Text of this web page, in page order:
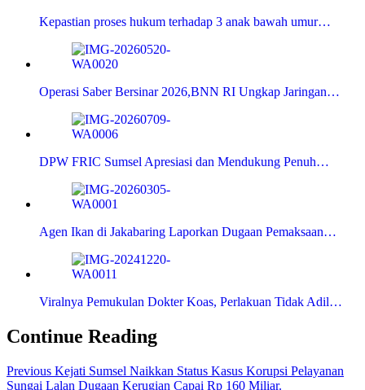
Kepastian proses hukum terhadap 3 anak bawah umur…
Operasi Saber Bersinar 2026,BNN RI Ungkap Jaringan…
DPW FRIC Sumsel Apresiasi dan Mendukung Penuh…
Agen Ikan di Jakabaring Laporkan Dugaan Pemaksaan…
Viralnya Pemukulan Dokter Koas, Perlakuan Tidak Adil…
Continue Reading
Previous Kejati Sumsel Naikkan Status Kasus Korupsi Pelayanan
Sungai Lalan Dugaan Kerugian Capai Rp 160 Miliar.